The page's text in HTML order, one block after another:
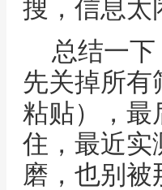
搜，信息太
总结一
先关掉所有
粘贴），最
住，最近实
磨，也别